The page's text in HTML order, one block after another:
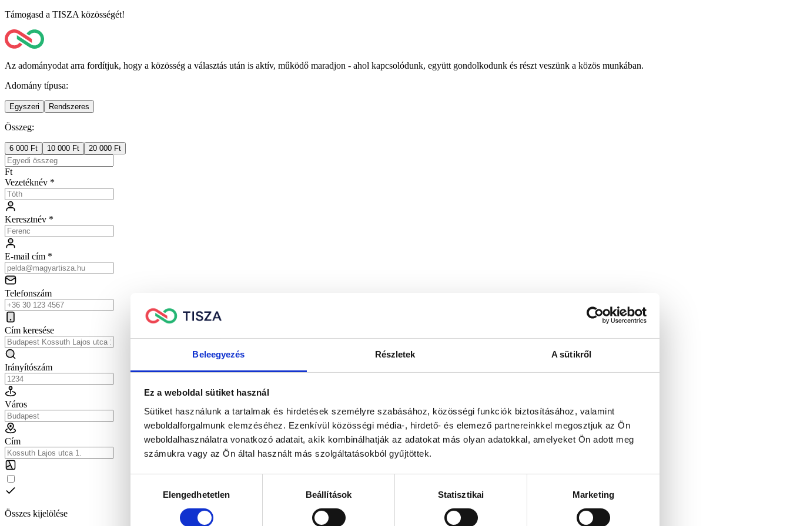
Beleegyezés Részletek A sütikről
Ez a weboldal sütiket használ
Sütiket használunk a tartalmak és hirdetések személyre szabásához, közösségi funkciók biztosításához, valamint
weboldalforgalmunk elemzéséhez. Ezenkívül közösségi média-, hirdető- és elemező partnereinkkel megosztjuk az Ön
weboldalhasználatra vonatkozó adatait, akik kombinálhatják az adatokat más olyan adatokkal, amelyeket Ön adott meg
számukra vagy az Ön által használt más szolgáltatásokból gyűjtöttek.
kiválasztásaElengedhetetlen Beállítások Statisztikai Marketing
Támogasd a TISZA közösségét!
Az adományodat arra fordítjuk, hogy a közösség a választás után is aktív, működő maradjon - ahol kapcsolódunk, együtt gondolkodunk és részt veszünk a közös munkában.
Adomány típusa:
Egyszeri Rendszeres
Összeg:
6 000 Ft 10 000 Ft 20 000 Ft
Ft
Vezetéknév *
Keresztnév *
E-mail cím *
Telefonszám
Cím keresése
Irányítószám
Város
Cím
Összes kijelölése